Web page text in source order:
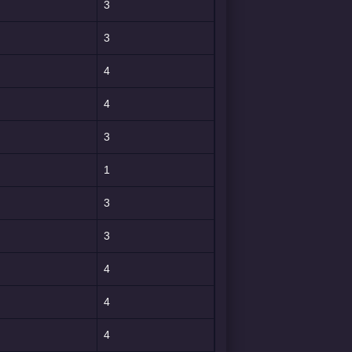
3
3
4
4
3
1
3
3
4
4
4